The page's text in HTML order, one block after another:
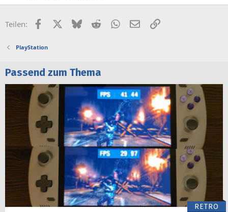
Teilen: FacebookX (Twitter)
BlueskyRedditWhatsApp
E-MailLink
PlayStation
Passend zum Thema
RETRO